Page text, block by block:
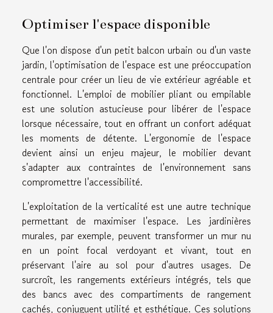
Optimiser l'espace disponible
Que l'on dispose d'un petit balcon urbain ou d'un vaste
jardin, l'optimisation de l'espace est une préoccupation
centrale pour créer un lieu de vie extérieur agréable et
fonctionnel. L'emploi de mobilier pliant ou empilable
est une solution astucieuse pour libérer de l'espace
lorsque nécessaire, tout en offrant un confort adéquat
les moments de détente. L'ergonomie de l'espace
devient ainsi un enjeu majeur, le mobilier devant
s'adapter aux contraintes de l'environnement sans
compromettre l'accessibilité.
L'exploitation de la verticalité est une autre technique
permettant de maximiser l'espace. Les jardinières
murales, par exemple, peuvent transformer un mur nu
en un point focal verdoyant et vivant, tout en
préservant l'aire au sol pour d'autres usages. De
surcroît, les rangements extérieurs intégrés, tels que
des bancs avec des compartiments de rangement
cachés, conjuguent utilité et esthétique. Ces solutions